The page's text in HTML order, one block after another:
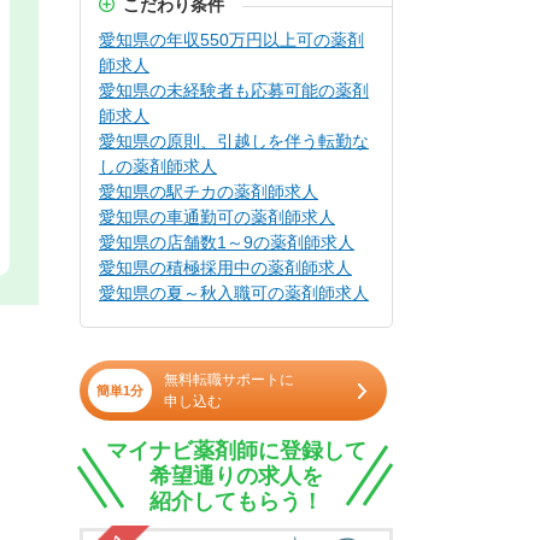
こだわり条件
愛知県の年収550万円以上可の薬剤
師求人
愛知県の未経験者も応募可能の薬剤
師求人
愛知県の原則、引越しを伴う転勤な
しの薬剤師求人
愛知県の駅チカの薬剤師求人
愛知県の車通勤可の薬剤師求人
愛知県の店舗数1～9の薬剤師求人
愛知県の積極採用中の薬剤師求人
愛知県の夏～秋入職可の薬剤師求人
簡単1分
無料転職サポートに
申し込む
マイナビ薬剤師に登録して
希望通りの求人を
紹介してもらう！